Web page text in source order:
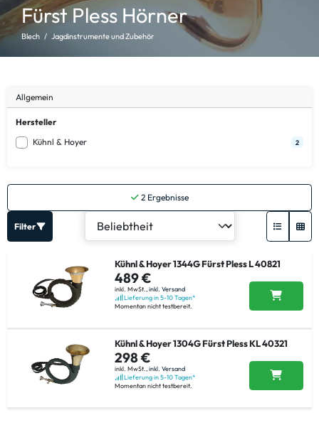
Fürst Pless Hörner
Blech Jagdinstrumente und Zubehör
Allgemein
Hersteller
Kühnl & Hoyer
2
2Ergebnisse
Filter
Kühnl & Hoyer 1344G Fürst Pless L 40821
489 €
inkl. MwSt.,inkl. Versand
Lieferung in 5-10 Tagen*
Momentan nicht testbereit.
Kühnl & Hoyer 1304G Fürst Pless KL 40321
298 €
inkl. MwSt., inkl. Versand
Lieferung in 5-10 Tagen*
Momentan nicht testbereit.